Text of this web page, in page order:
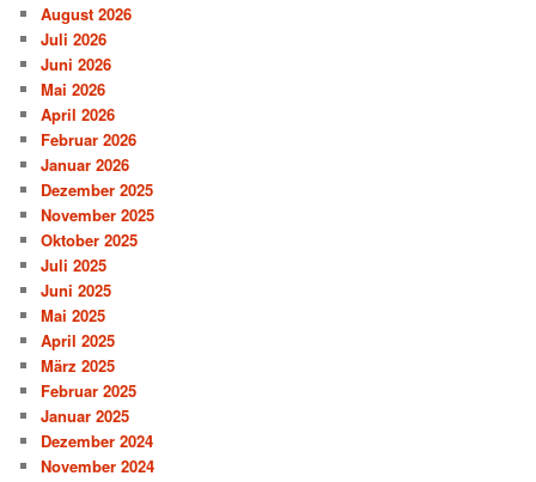
August 2026
Juli 2026
Juni 2026
Mai 2026
April 2026
Februar 2026
Januar 2026
Dezember 2025
November 2025
Oktober 2025
Juli 2025
Juni 2025
Mai 2025
April 2025
März 2025
Februar 2025
Januar 2025
Dezember 2024
November 2024